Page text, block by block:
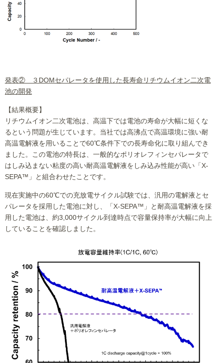
発表② ３DOMセパレータを使用した長寿命リチウムイオン二次電
池の開発
【結果概要】
リチウムイオン二次電池は、高温下では電池の寿命が大幅に短くな
るという問題が生じています。当社では高沸点で高温環境に強い耐
高温電解液を用いることで60℃条件下での長寿命化に取り組んでき
ました。この電池の特長は、一般的なポリオレフィンセパレータで
はしみ込まない粘度の高い耐高温電解液をしみ込み性能が高い「X-
SEPA™」と組合わせたことです。
現在実施中の60℃での充放電サイクル試験では、汎用の電解液とセ
パレータを採用した電池に対し、「X-SEPA™」と耐高温電解液を採
用した電池は、約3,000サイクル到達時点で容量保持率が大幅に向上
していることを確認しました。